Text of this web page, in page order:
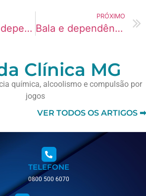
DMT causa dependência? Entenda os riscos do uso repetido
PRÓXIMO
Bala e dependência psicológica silenciosa
Clínica MG
química, alcoolismo e compulsão por
jogos
VER TODOS OS ARTIGOS ➡
TELEFONE
0800 500 6070